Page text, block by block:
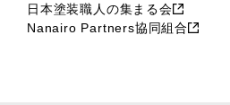
日本塗装職人の集まる会
Nanairo Partners協同組合